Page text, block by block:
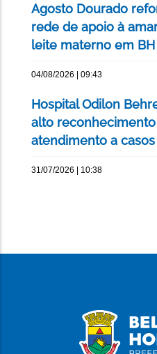
Agosto Dourado
rede de apoio à
leite materno em BH
04/08/2026 | 09:43
Hospital Odilon
alto
atendimento a casos
31/07/2026 | 10:38